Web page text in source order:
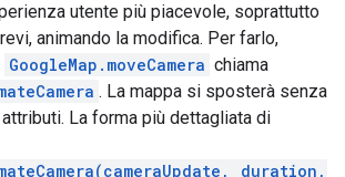
utente più piacevole, soprattutto
animando la modifica. Per farlo,
GoogleMap.moveCamera chiama
. La mappa si sposterà senza
La forma più dettagliata di
duration,